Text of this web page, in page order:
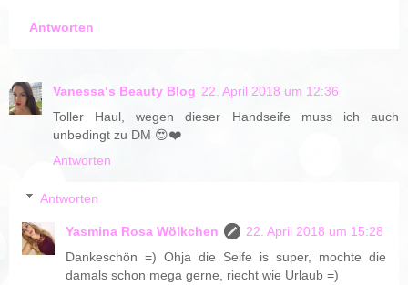
Antworten
Vanessa‘s Beauty Blog 22. April 2018 um 12:36
Toller Haul, wegen dieser Handseife muss ich auch
unbedingt zu DM 😍❤️
Antworten
Antworten
Yasmina Rosa Wölkchen
22. April 2018 um 15:28
Dankeschön =) Ohja die Seife is super, mochte die
damals schon mega gerne, riecht wie Urlaub =)